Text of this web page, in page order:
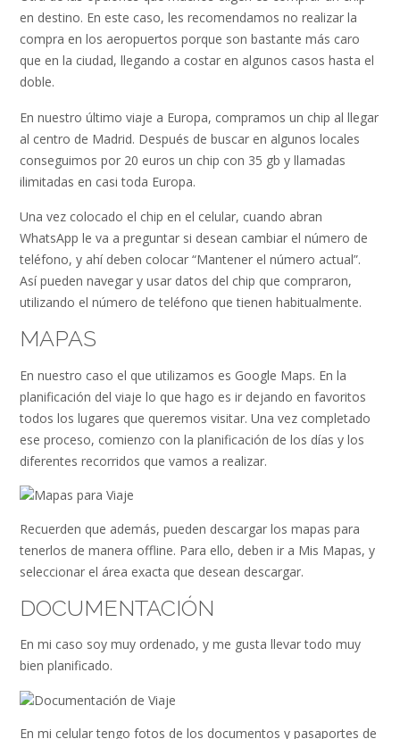
en destino. En este caso, les recomendamos no realizar la
compra en los aeropuertos porque son bastante más caro
que en la ciudad, llegando a costar en algunos casos hasta el
doble.
En nuestro último viaje a Europa, compramos un chip al llegar
al centro de Madrid. Después de buscar en algunos locales
conseguimos por 20 euros un chip con 35 gb y llamadas
ilimitadas en casi toda Europa.
Una vez colocado el chip en el celular, cuando abran
WhatsApp le va a preguntar si desean cambiar el número de
teléfono, y ahí deben colocar “Mantener el número actual”.
Así pueden navegar y usar datos del chip que compraron,
utilizando el número de teléfono que tienen habitualmente.
MAPAS
En nuestro caso el que utilizamos es Google Maps. En la
planificación del viaje lo que hago es ir dejando en favoritos
todos los lugares que queremos visitar. Una vez completado
ese proceso, comienzo con la planificación de los días y los
diferentes recorridos que vamos a realizar.
Recuerden que además, pueden descargar los mapas para
tenerlos de manera offline. Para ello, deben ir a Mis Mapas, y
seleccionar el área exacta que desean descargar.
DOCUMENTACIÓN
En mi caso soy muy ordenado, y me gusta llevar todo muy
bien planificado.
En mi celular tengo fotos de los documentos y pasaportes de